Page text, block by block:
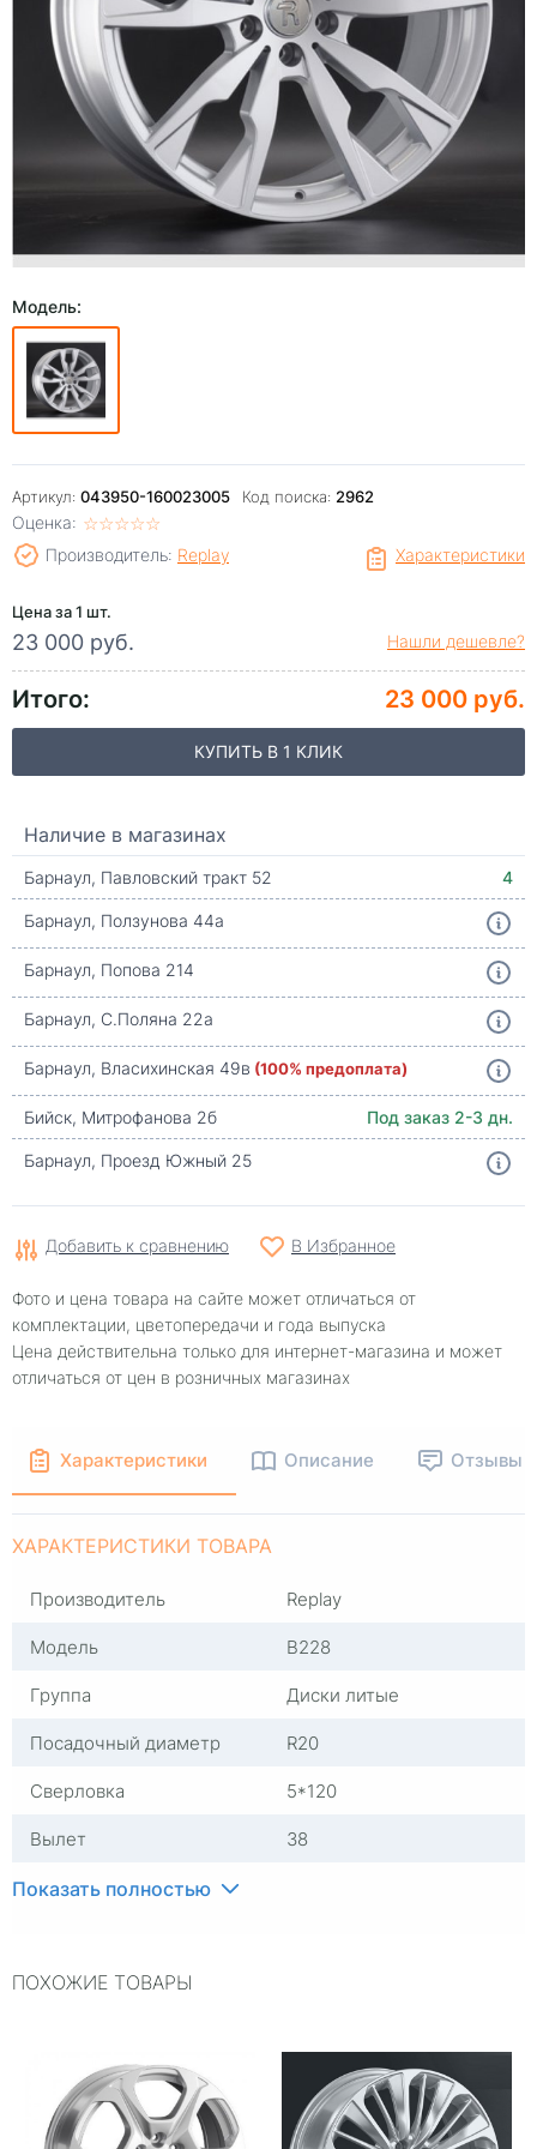
Модель:
Артикул: 043950-160023005 Код поиска: 2962
Оценка: ☆☆☆☆☆
★★★★★
Характеристики
Производитель: Replay
Цена за 1 шт.
23 000 руб. Нашли дешевле?
Итого: 23 000 руб.
КУПИТЬ В 1 КЛИК
Наличие в магазинах
Барнаул, Павловский тракт 52
4
Барнаул, Ползунова 44а
Барнаул, Попова 214
Барнаул, С.Поляна 22а
Барнаул, Власихинская 49в (100% предоплата)
Бийск, Митрофанова 2б
Под заказ 2-3 дн.
Барнаул, Проезд Южный 25
Добавить к сравнению В Избранное
Фото и цена товара на сайте может отличаться от
комплектации, цветопередачи и года выпуска
Цена действительна только для интернет-магазина и может
отличаться от цен в розничных магазинах
Характеристики Описание Отзывы
ХАРАКТЕРИСТИКИ ТОВАРА
Производитель
Replay
Модель
B228
Группа
Диски литые
Посадочный диаметр
R20
Сверловка
5*120
Вылет
38
ЦО
Применяемость
Гарантия
1 год
Цвет
Серый
Показать полностью
ПОХОЖИЕ ТОВАРЫ